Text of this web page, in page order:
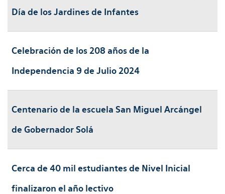
Día de los Jardines de Infantes
Celebración de los 208 años de la
Independencia 9 de Julio 2024
Centenario de la escuela San Miguel Arcángel
de Gobernador Solá
Cerca de 40 mil estudiantes de Nivel Inicial
finalizaron el año lectivo